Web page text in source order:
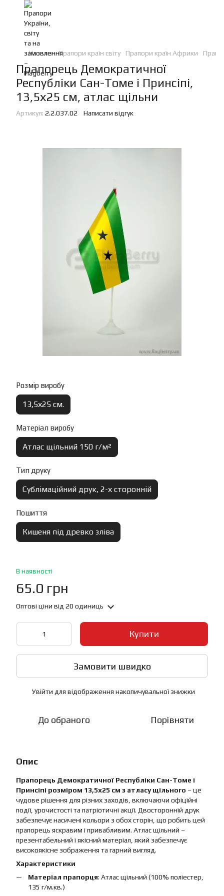
Каталог Прапори країн світу Прапори країн Африки
Прапорець Демократичної
Республіки Сан-Томе і Принсіпі,
13,5х25 см, атлас щільни
Артикул: 2.2.037.02 Написати відгук
Розмір виробу
13,5х25 см.
Матеріал виробу
Атлас щільний 150 г/м²
Тип друку
Сублімаційний друк, 2-х сторонній
Пошиття
Кишеня під древко зліва
В наявності
65.0 грн
Оптові ціни від 20 одиниць
Купити
Замовити швидко
Увійти для відображення накопичувальної знижки
До обраного Порівняти
Опис
Прапорець Демократичної Республіки Сан-Томе і
Принсіпі розміром 13,5х25 см з атласу щільного – це
чудове рішення для різних заходів, включаючи офіційні
події, урочистості та патріотичні акції. Двосторонній друк
забезпечує насичені кольори з обох сторін, що робить цей
прапорець яскравим і привабливим. Атлас щільний –
презентабельний і якісний матеріал, який забезпечує
високоякісне зображення та гарний вигляд.
Характеристики
Матеріал прапорця: Атлас щільний (100% поліестер,
135 г/м.кв.)